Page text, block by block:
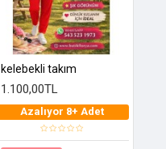
kelebekli takım
1.100,00TL
Azalıyor 8+ Adet